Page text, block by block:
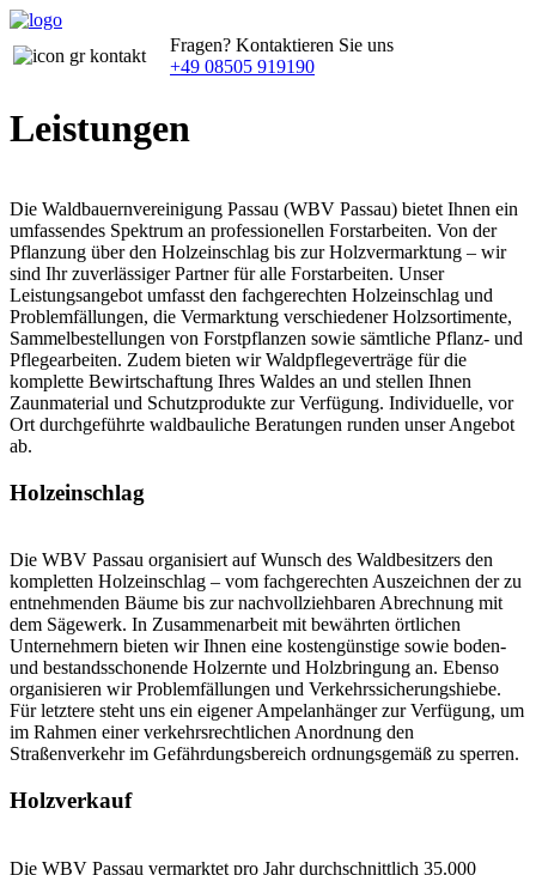
Fragen? Kontaktieren Sie uns
+49 08505 919190
Leistungen
Die Waldbauernvereinigung Passau (WBV Passau) bietet Ihnen ein
umfassendes Spektrum an professionellen Forstarbeiten. Von der
Pflanzung über den Holzeinschlag bis zur Holzvermarktung – wir
sind Ihr zuverlässiger Partner für alle Forstarbeiten. Unser
Leistungsangebot umfasst den fachgerechten Holzeinschlag und
Problemfällungen, die Vermarktung verschiedener Holzsortimente,
Sammelbestellungen von Forstpflanzen sowie sämtliche Pflanz- und
Pflegearbeiten. Zudem bieten wir Waldpflegeverträge für die
komplette Bewirtschaftung Ihres Waldes an und stellen Ihnen
Zaunmaterial und Schutzprodukte zur Verfügung. Individuelle, vor
Ort durchgeführte waldbauliche Beratungen runden unser Angebot
ab.
Holzeinschlag
Die WBV Passau organisiert auf Wunsch des Waldbesitzers den
kompletten Holzeinschlag – vom fachgerechten Auszeichnen der zu
entnehmenden Bäume bis zur nachvollziehbaren Abrechnung mit
dem Sägewerk. In Zusammenarbeit mit bewährten örtlichen
Unternehmern bieten wir Ihnen eine kostengünstige sowie boden-
und bestandsschonende Holzernte und Holzbringung an. Ebenso
organisieren wir Problemfällungen und Verkehrssicherungshiebe.
Für letztere steht uns ein eigener Ampelanhänger zur Verfügung, um
im Rahmen einer verkehrsrechtlichen Anordnung den
Straßenverkehr im Gefährdungsbereich ordnungsgemäß zu sperren.
Holzverkauf
Die WBV Passau vermarktet pro Jahr durchschnittlich 35.000